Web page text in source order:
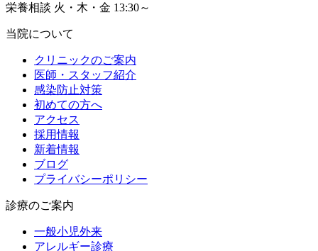
栄養相談 火・木・金 13:30～
当院について
クリニックのご案内
医師・スタッフ紹介
感染防止対策
初めての方へ
アクセス
採用情報
新着情報
ブログ
プライバシーポリシー
診療のご案内
一般小児外来
アレルギー診療